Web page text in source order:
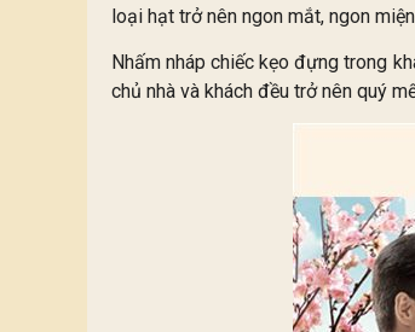
loại hạt trở nên ngon mắt, ngon
Nhấm nháp chiếc kẹo đựng trong
chủ nhà và khách đều trở nên quý